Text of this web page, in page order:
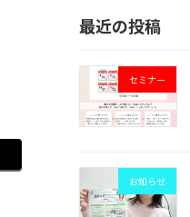
最近の投稿
セミナー
お知らせ